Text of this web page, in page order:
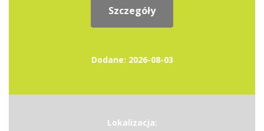
Szczegóły
Dodane: 2026-08-03
Lokalizacja: